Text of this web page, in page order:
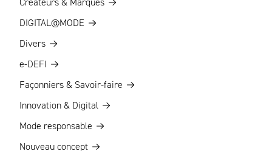
DIGITAL@MODE
Divers
e-DEFI
Façonniers & Savoir-faire
Innovation & Digital
Mode responsable
Nouveau concept